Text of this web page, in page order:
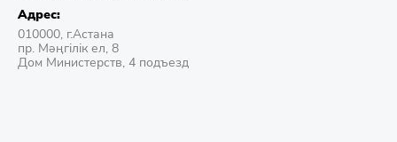
Адрес:
010000, г.Астана
пр. Мәңгілік ел, 8
Дом Министерств, 4 подъезд